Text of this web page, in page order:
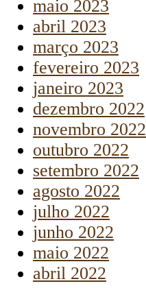
maio 2023
abril 2023
março 2023
fevereiro 2023
janeiro 2023
dezembro 2022
novembro 2022
outubro 2022
setembro 2022
agosto 2022
julho 2022
junho 2022
maio 2022
abril 2022